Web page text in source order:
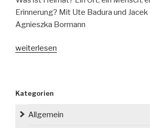
Erinnerung? Mit Ute Badura und
Agnieszka Bormann
„„Schlesiens
Filmvorführung
und
weiterlesen
Kategorien
Allgemein